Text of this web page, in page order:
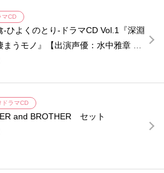
マCD
-ひよくのとり-ドラマCD Vol.1『深淵
まうモノ』【出演声優：水中雅章 狩
大輔 宮崎遊 土岐隼一】
ドラマCD
and BROTHER セット